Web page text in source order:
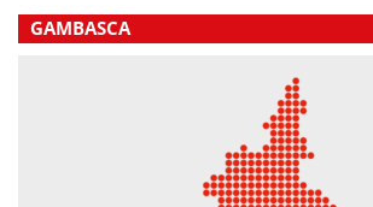
.
GAMBASCA